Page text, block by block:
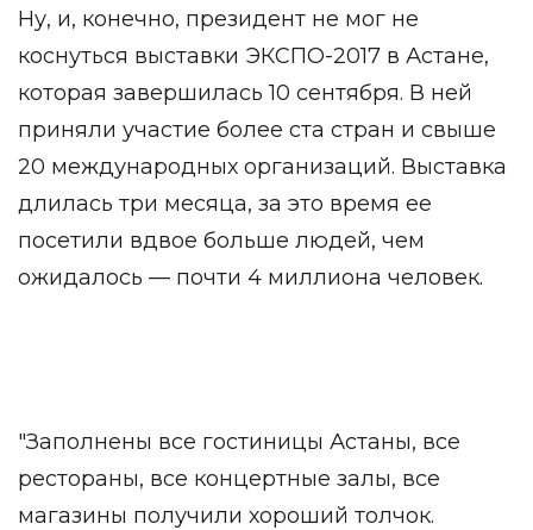
Ну, и, конечно, президент не мог не
коснуться выставки ЭКСПО-2017 в Астане,
которая завершилась 10 сентября. В ней
приняли участие более ста стран и свыше
20 международных организаций. Выставка
длилась три месяца, за это время ее
посетили вдвое больше людей, чем
ожидалось — почти 4 миллиона человек.
"Заполнены все гостиницы Астаны, все
рестораны, все концертные залы, все
магазины получили хороший толчок.